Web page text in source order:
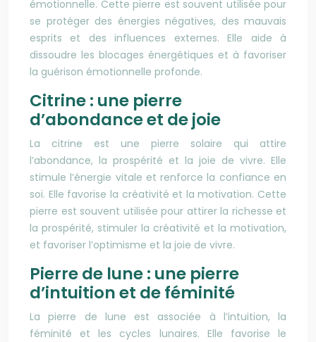
émotionnelle. Cette pierre est souvent utilisée pour
se protéger des énergies négatives, des mauvais
esprits et des influences externes. Elle aide à
dissoudre les blocages énergétiques et à favoriser
la guérison émotionnelle profonde.
Citrine : une pierre
d’abondance et de joie
La citrine est une pierre solaire qui attire
l’abondance, la prospérité et la joie de vivre. Elle
stimule l’énergie vitale et renforce la confiance en
soi. Elle favorise la créativité et la motivation. Cette
pierre est souvent utilisée pour attirer la richesse et
la prospérité, stimuler la créativité et la motivation,
et favoriser l’optimisme et la joie de vivre.
Pierre de lune : une pierre
d’intuition et de féminité
La pierre de lune est associée à l’intuition, la
féminité et les cycles lunaires. Elle favorise le